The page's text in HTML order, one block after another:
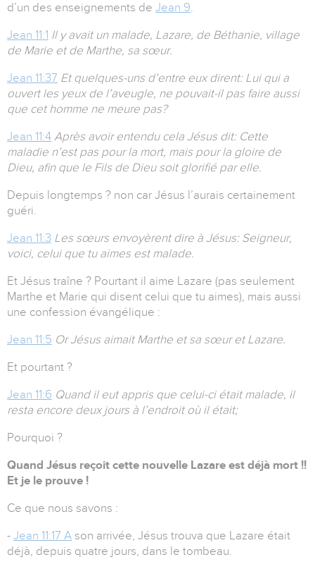
d’un des enseignements de Jean 9.
Jean 11:1 Il y avait un malade, Lazare, de Béthanie, village
de Marie et de Marthe, sa sœur.
Jean 11:37 Et quelques-uns d’entre eux dirent: Lui qui a
ouvert les yeux de l’aveugle, ne pouvait-il pas faire aussi
que cet homme ne meure pas?
Jean 11:4 Après avoir entendu cela Jésus dit: Cette
maladie n’est pas pour la mort, mais pour la gloire de
Dieu, afin que le Fils de Dieu soit glorifié par elle.
Depuis longtemps ? non car Jésus l’aurais certainement
guéri.
Jean 11:3 Les sœurs envoyèrent dire à Jésus: Seigneur,
voici, celui que tu aimes est malade.
Et Jésus traîne ? Pourtant il aime Lazare (pas seulement
Marthe et Marie qui disent celui que tu aimes), mais aussi
une confession évangélique :
Jean 11:5 Or Jésus aimait Marthe et sa sœur et Lazare.
Et pourtant ?
Jean 11:6 Quand il eut appris que celui-ci était malade, il
resta encore deux jours à l’endroit où il était;
Pourquoi ?
Quand Jésus reçoit cette nouvelle Lazare est déjà mort !!
Et je le prouve !
Ce que nous savons :
- Jean 11:17 A son arrivée, Jésus trouva que Lazare était
déjà, depuis quatre jours, dans le tombeau.